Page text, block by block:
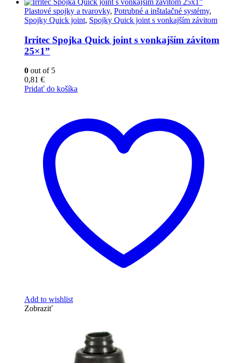
Plastové spojky a tvarovky, Potrubné a inštalačné systémy,
Spojky Quick joint, Spojky Quick joint s vonkajším závitom
Irritec Spojka Quick joint s vonkajším závitom
25×1”
0 out of 5
0,81 €
Pridať do košíka
Add to wishlist
Zobraziť